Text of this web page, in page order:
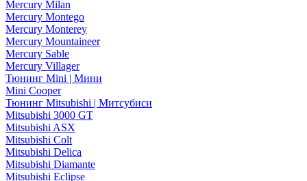
Mercury Milan
Mercury Montego
Mercury Monterey
Mercury Mountaineer
Mercury Sable
Mercury Villager
Тюнинг Mini | Мини
Mini Cooper
Тюнинг Mitsubishi | Митсубиси
Mitsubishi 3000 GT
Mitsubishi ASX
Mitsubishi Colt
Mitsubishi Delica
Mitsubishi Diamante
Mitsubishi Eclipse